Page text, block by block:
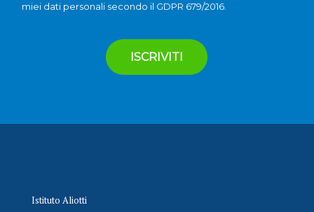
miei dati personali secondo il GDPR 679/2016.
Istituto Aliotti